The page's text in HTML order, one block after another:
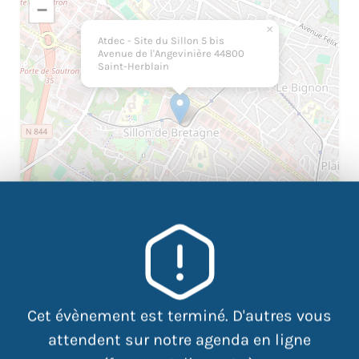
Cet évènement est terminé. D'autres vous
attendent sur notre agenda en ligne
Atdec - Site du Sillon 5 bis
Avenue de l'Angevinière 44800
Saint-Herblain
×
−
Leaflet ©OpenStreetMap